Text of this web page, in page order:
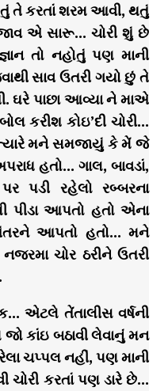
તે કરતાં શરમ આવી, થતું
એ સારૂ… ચોરી શું છે
તો નહોતું પણ માની
સાવ ઉતરી ગયો છું તે
ઘરે પાછા આવ્યા ને માએ
કરીશ કોઇ’દી ચોરી…
મને સમજાયું કે મેં જે
હતો… ગાલ, બાવડાં,
પડી રહેલો રબ્બરના
પીડા આપતો હતો એના
આપતો હતો… મને
ચોર ઠરીને ઉતરી
એટલે તેંતાલીસ વર્ષની
કાંઇ બઠાવી લેવાનું મન
ચપ્પલ નહીં, પણ માની
ચોરી કરતાં પણ ડારે છે…